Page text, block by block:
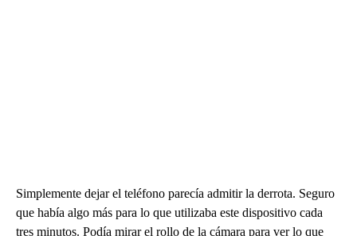
Simplemente dejar el teléfono parecía admitir la derrota. Seguro
que había algo más para lo que utilizaba este dispositivo cada
tres minutos. Podía mirar el rollo de la cámara para ver lo que